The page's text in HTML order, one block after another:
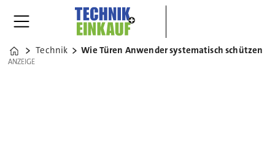
Home
Technik Wie Türen Anwender systematisch schützen
ANZEIGE
ANZEIGE